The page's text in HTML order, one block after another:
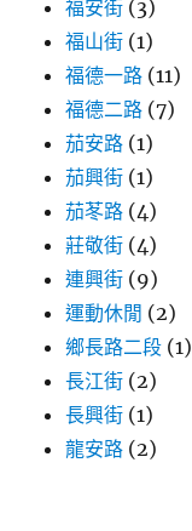
福安街 (3)
福山街 (1)
福德一路 (11)
福德二路 (7)
茄安路 (1)
茄興街 (1)
茄苳路 (4)
莊敬街 (4)
連興街 (9)
運動休閒 (2)
鄉長路二段 (1)
長江街 (2)
長興街 (1)
龍安路 (2)